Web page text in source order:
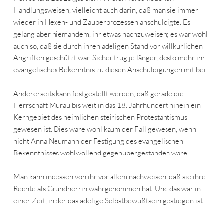
Handlungsweisen, vielleicht auch darin, daß man sie immer
wieder in Hexen- und Zauberprozessen anschuldigte. Es
gelang aber niemandem, ihr etwas nachzuweisen; es war wohl
auch so, daß sie durch ihren adeligen Stand vor willkürlichen
Angriffen geschützt war. Sicher trug je länger, desto mehr ihr
evangelisches Bekenntnis zu diesen Anschuldigungen mit bei.
Andererseits kann festgestellt werden, daß gerade die
Herrschaft Murau bis weit in das 18. Jahrhundert hinein ein
Kerngebiet des heimlichen steirischen Protestantismus
gewesen ist. Dies wäre wohl kaum der Fall gewesen, wenn
nicht Anna Neumann der Festigung des evangelischen
Bekenntnisses wohlwollend gegenübergestanden wäre.
Man kann indessen von ihr vor allem nachweisen, daß sie ihre
Rechte als Grundherrin wahrgenommen hat. Und das war in
einer Zeit, in der das adelige Selbstbewußtsein gestiegen ist